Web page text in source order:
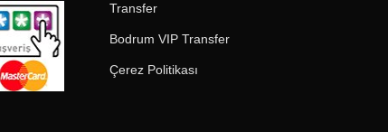
Transfer
Bodrum VIP Transfer
Çerez Politikası